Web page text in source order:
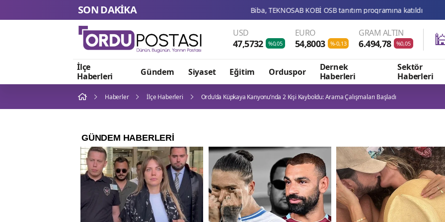
SON DAKİKA Biba, TEKNOSAB KOBİ OSB tanıtım programına katıldı Wong: Pasifik
USD
47,5732 %0,05
EURO
54,8003 %-0,13
GRAM ALTIN
6.494,78 %0,05
İlçe
Haberleri
Gündem Siyaset Eğitim Orduspor
Dernek
Haberleri
Sektör
Haberleri
Haberler İlçe Haberleri Ordu’da Küpkaya Kanyonu’nda 2 Kişi Kayboldu: Arama Çalışmaları Başladı